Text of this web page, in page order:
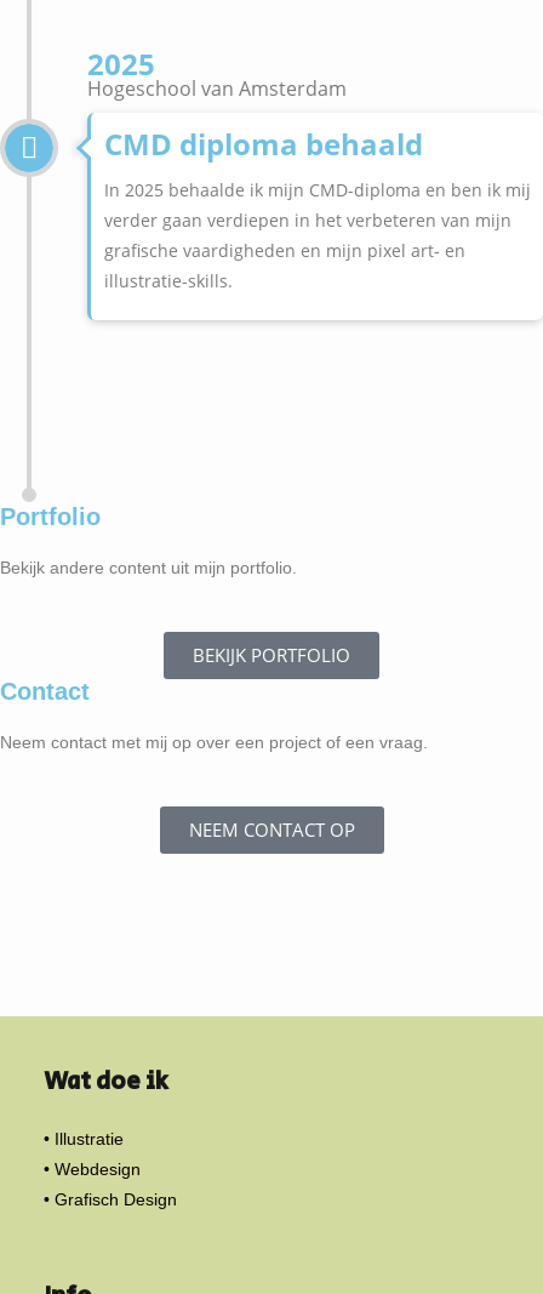
2025
Hogeschool van Amsterdam
CMD diploma behaald
In 2025 behaalde ik mijn CMD-diploma en ben ik mij
verder gaan verdiepen in het verbeteren van mijn
grafische vaardigheden en mijn pixel art- en
illustratie-skills.
Portfolio
Bekijk andere content uit mijn portfolio.
BEKIJK PORTFOLIO
Contact
Neem contact met mij op over een project of een vraag.
NEEM CONTACT OP
Wat doe ik
• Illustratie
• Webdesign
• Grafisch Design